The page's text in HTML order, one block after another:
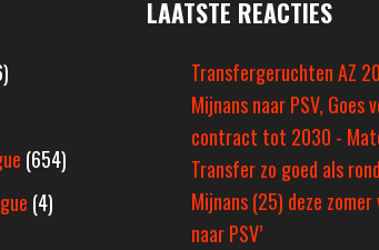
(654)
(4)
LAATSTE REACTIES
Transfergeruchten AZ
Mijnans naar PSV, Goes
contract tot 2030 -
Transfer zo goed als
Mijnans (25) deze zomer
naar PSV’